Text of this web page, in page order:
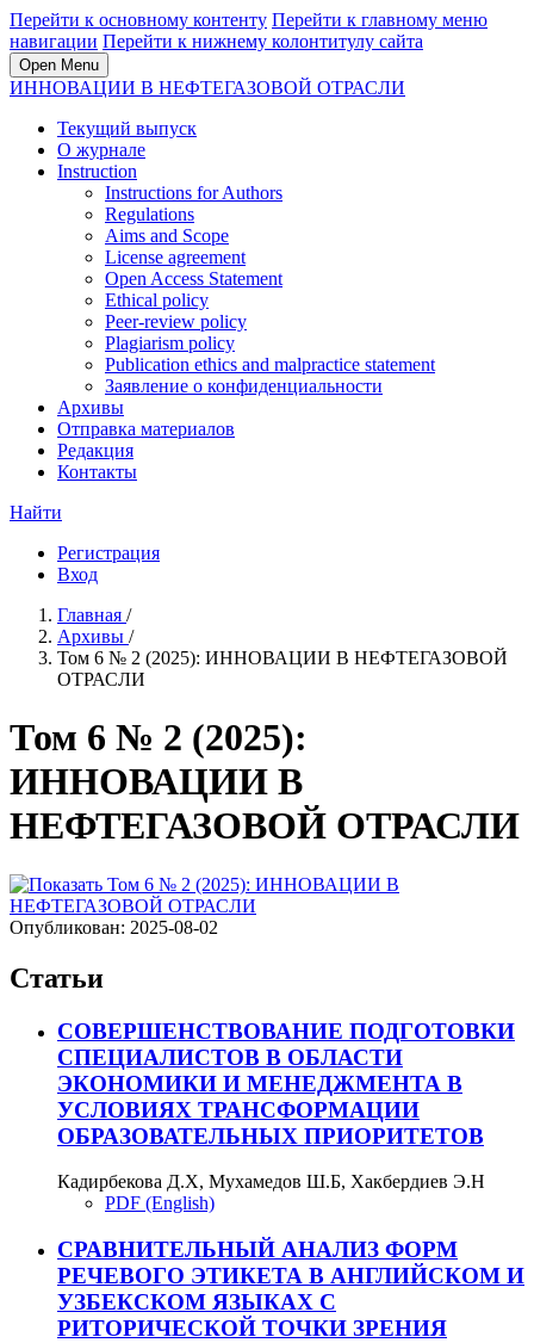
Перейти к основному контенту Перейти к главному меню
навигации Перейти к нижнему колонтитулу сайта
Open Menu
ИННОВАЦИИ В НЕФТЕГАЗОВОЙ ОТРАСЛИ
Текущий выпуск
О журнале
Instruction
Instructions for Authors
Regulations
Aims and Scope
License agreement
Open Access Statement
Ethical policy
Peer-review policy
Plagiarism policy
Publication ethics and malpractice statement
Заявление о конфиденциальности
Архивы
Отправка материалов
Редакция
Контакты
Найти
Регистрация
Вход
Главная /
Архивы /
Том 6 № 2 (2025): ИННОВАЦИИ В НЕФТЕГАЗОВОЙ
ОТРАСЛИ
Том 6 № 2 (2025):
ИННОВАЦИИ В
НЕФТЕГАЗОВОЙ ОТРАСЛИ
Опубликован: 2025-08-02
Статьи
СОВЕРШЕНСТВОВАНИЕ ПОДГОТОВКИ
СПЕЦИАЛИСТОВ В ОБЛАСТИ
ЭКОНОМИКИ И МЕНЕДЖМЕНТА В
УСЛОВИЯХ ТРАНСФОРМАЦИИ
ОБРАЗОВАТЕЛЬНЫХ ПРИОРИТЕТОВ
Кадирбекова Д.Х, Мухамедов Ш.Б, Хакбердиев Э.Н
PDF (English)
СРАВНИТЕЛЬНЫЙ АНАЛИЗ ФОРМ
РЕЧЕВОГО ЭТИКЕТА В АНГЛИЙСКОМ И
УЗБЕКСКОМ ЯЗЫКАХ С
РИТОРИЧЕСКОЙ ТОЧКИ ЗРЕНИЯ